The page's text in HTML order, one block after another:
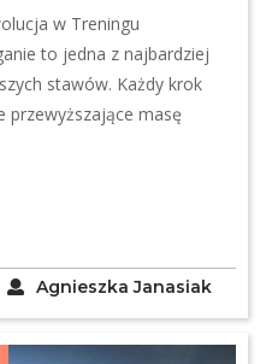
w Treningu
to jedna z najbardziej
stawów. Każdy krok
przewyższające masę
Agnieszka Janasiak